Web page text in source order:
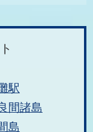
駅
間諸島
島